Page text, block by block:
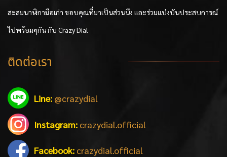
สะสมนาฬิกามือเก่า ขอบคุณที่มาเป็นส่วนนึง และร่วมแบ่งบันประสบการณ์
ไปพร้อมๆกัน กับ Crazy Dial
ติดต่อเรา
Line: @crazydial
Instagram: crazydial.official
Facebook: crazydial.official